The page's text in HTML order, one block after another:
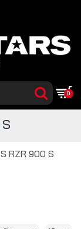
0
RZR 900 S